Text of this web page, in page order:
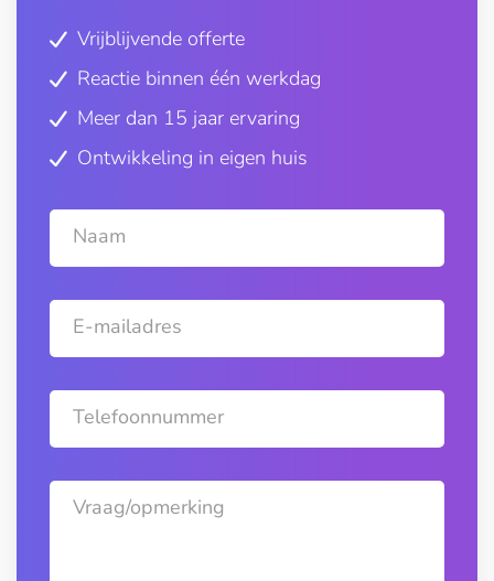
Vrijblijvende offerte
Reactie binnen één werkdag
Meer dan 15 jaar ervaring
Ontwikkeling in eigen huis
Naam
E-mailadres
Telefoonnummer
Vraag/opmerking